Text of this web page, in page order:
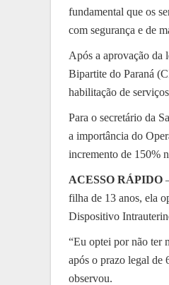
fundamental que os
com segurança e de
Após a aprovação da
Bipartite do Paraná
habilitação de
Para o secretário da
a importância do
incremento de 150%
ACESSO RÁPIDO
filha de 13 anos, ela
Dispositivo
“Eu optei por não ter
após o prazo legal de
observou.